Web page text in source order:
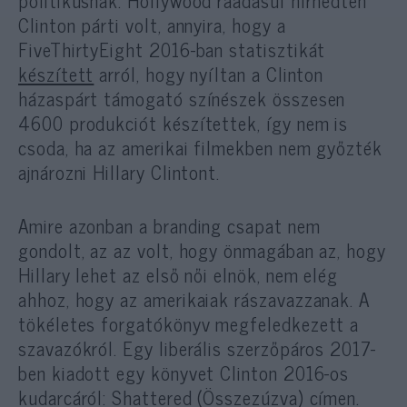
Clinton párti volt, annyira, hogy a
FiveThirtyEight 2016-ban statisztikát
készített arról, hogy nyíltan a Clinton
házaspárt támogató színészek összesen
4600 produkciót készítettek, így nem is
csoda, ha az amerikai filmekben nem győzték
ajnározni Hillary Clintont.
Amire azonban a branding csapat nem
gondolt, az az volt, hogy önmagában az, hogy
Hillary lehet az első női elnök, nem elég
ahhoz, hogy az amerikaiak rászavazzanak. A
tökéletes forgatókönyv megfeledkezett a
szavazókról. Egy liberális szerzőpáros 2017-
ben kiadott egy könyvet Clinton 2016-os
kudarcáról: Shattered (Összezúzva) címen.